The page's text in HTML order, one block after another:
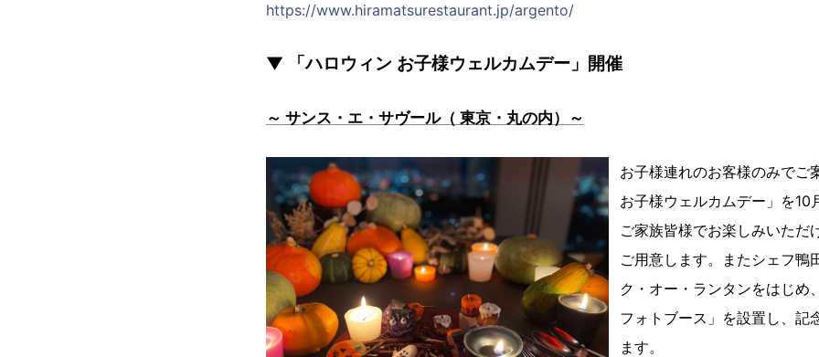
https://www.hiramatsurestaurant.jp/argento/
▼ 「ハロウィン お子様ウェルカムデー」開催
～ サンス・エ・サヴール（ 東京・丸の内）～
お子様連れのお客様のみでご
お子様ウェルカムデー」を10
ご家族皆様でお楽しみいただ
ご用意します。またシェフ鴨
ク・オー・ランタンをはじめ
フォトブース」を設置し、記
ます。